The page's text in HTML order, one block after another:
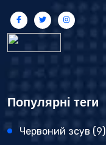
Популярні теги
Червоний зсув (9)